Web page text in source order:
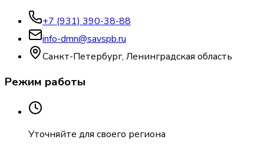
+7 (931) 390-38-88
info-dmn@savspb.ru
Санкт-Петербург, Ленинградская область
Режим работы
Уточняйте для своего региона